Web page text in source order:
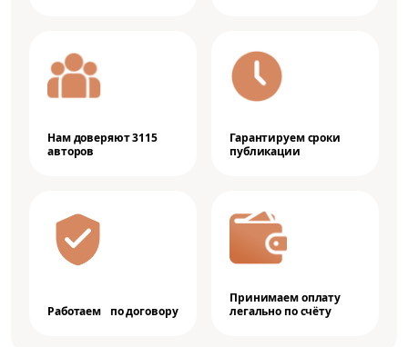
Нам доверяют 3115
авторов
Гарантируем сроки
публикации
Работаем по договору
Принимаем оплату
легально по счёту